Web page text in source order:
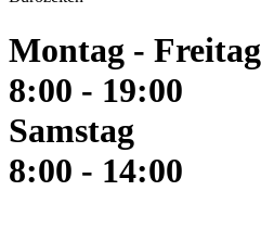
Montag - Freitag
8:00 - 19:00
Samstag
8:00 - 14:00